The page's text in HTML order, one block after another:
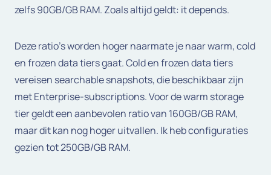
zelfs 90GB/GB RAM. Zoals altijd geldt: it depends.
Deze ratio’s worden hoger naarmate je naar warm, cold
en frozen data tiers gaat. Cold en frozen data tiers
vereisen searchable snapshots, die beschikbaar zijn
met Enterprise-subscriptions. Voor de warm storage
tier geldt een aanbevolen ratio van 160GB/GB RAM,
maar dit kan nog hoger uitvallen. Ik heb configuraties
gezien tot 250GB/GB RAM.